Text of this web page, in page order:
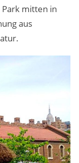
mitten in
aus